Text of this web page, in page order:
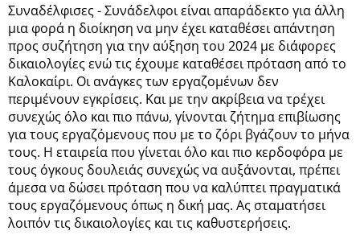
Συναδέλφισες - Συνάδελφοι είναι απαράδεκτο για άλλη
μια φορά η διοίκηση να μην έχει καταθέσει απάντηση
προς συζήτηση για την αύξηση του 2024 με διάφορες
δικαιολογίες ενώ τις έχουμε καταθέσει πρόταση από το
Καλοκαίρι. Οι ανάγκες των εργαζομένων δεν
περιμένουν εγκρίσεις. Και με την ακρίβεια να τρέχει
συνεχώς όλο και πιο πάνω, γίνονται ζήτημα επιβίωσης
για τους εργαζόμενους που με το ζόρι βγάζουν το μήνα
τους. Η εταιρεία που γίνεται όλο και πιο κερδοφόρα με
τους όγκους δουλειάς συνεχώς να αυξάνονται, πρέπει
άμεσα να δώσει πρόταση που να καλύπτει πραγματικά
τους εργαζόμενους όπως η δική μας. Ας σταματήσει
λοιπόν τις δικαιολογίες και τις καθυστερήσεις.